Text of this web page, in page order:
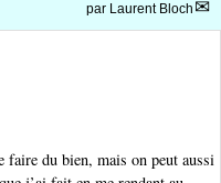
par Laurent Bloch
faire du bien, mais on peut aussi